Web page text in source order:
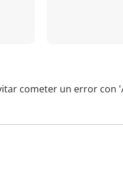
cometer un error con